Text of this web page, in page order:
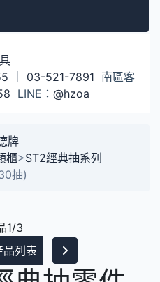
03-521-7891 南區客
LINE： @hzoa
牌
櫃>ST2經典抽系列
抽)
1/3
品列表